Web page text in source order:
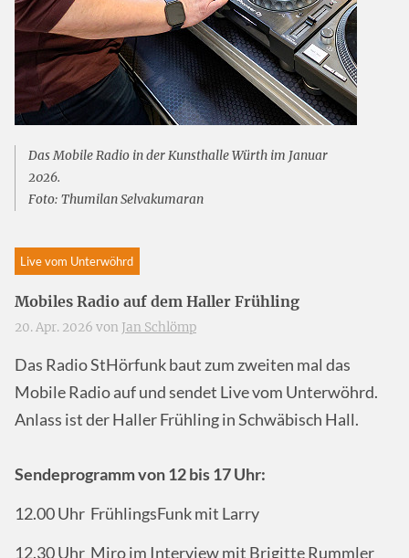
Das Mobile Radio in der Kunsthalle Würth im Januar
2026.
Foto: Thumilan Selvakumaran
Live vom Unterwöhrd
Mobiles Radio auf dem Haller Frühling
20. Apr. 2026 von Jan Schlömp
Das Radio StHörfunk baut zum zweiten mal das
Mobile Radio auf und sendet Live vom Unterwöhrd.
Anlass ist der Haller Frühling in Schwäbisch Hall.
Sendeprogramm von 12 bis 17 Uhr:
12.00 Uhr FrühlingsFunk mit Larry
12.30 Uhr Miro im Interview mit Brigitte Rummler